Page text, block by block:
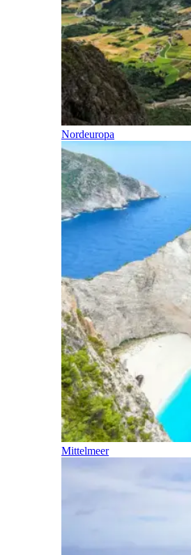
Nordeuropa
Mittelmeer